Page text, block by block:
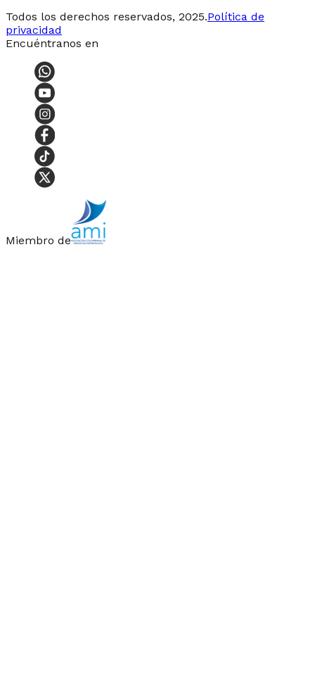
Todos los derechos reservados, 2025.Política de
privacidad
Encuéntranos en
Miembro de